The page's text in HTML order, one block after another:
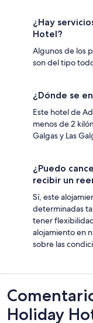
¿Hay
Hotel?
Algunos de los
son del tipo
¿Dónde se
Este hotel de
menos de 2
Galgas y Las
¿Puedo
recibir un
Sí, este
determinadas
tener
alojamiento en
sobre las
Comentarios
Holiday